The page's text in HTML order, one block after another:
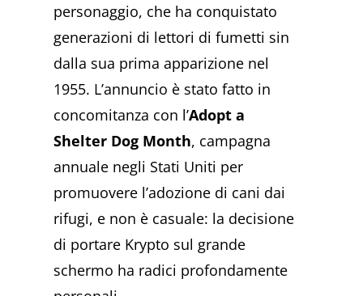
personaggio, che ha conquistato
generazioni di lettori di fumetti sin
dalla sua prima apparizione nel
1955. L’annuncio è stato fatto in
concomitanza con l’Adopt a
Shelter Dog Month, campagna
annuale negli Stati Uniti per
promuovere l’adozione di cani dai
rifugi, e non è casuale: la decisione
di portare Krypto sul grande
schermo ha radici profondamente